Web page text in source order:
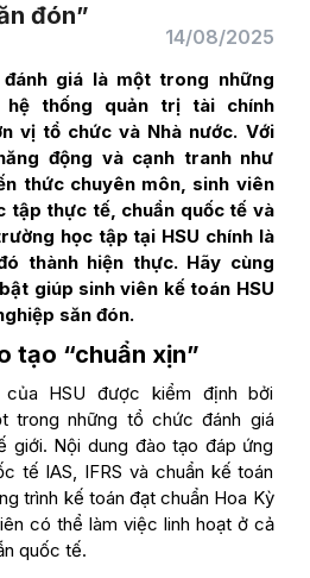
đón”
14/08/2025
đánh giá là một trong những
hệ thống quản trị tài chính
vị tổ chức và Nhà nước. Với
động và cạnh tranh như
thức chuyên môn, sinh viên
tập thực tế, chuẩn quốc tế và
học tập tại HSU chính là
thành hiện thực. Hãy cùng
giúp sinh viên kế toán HSU
săn đón.
tạo “chuẩn xịn”
của HSU được kiểm định bởi
trong những tổ chức đánh giá
giới. Nội dung đào tạo đáp ứng
tế IAS, IFRS và chuẩn kế toán
trình kế toán đạt chuẩn Hoa Kỳ
có thể làm việc linh hoạt ở cả
quốc tế.